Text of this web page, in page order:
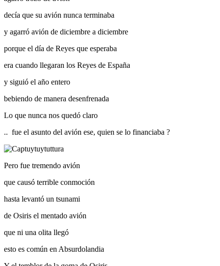
decía que su avión nunca terminaba
y agarró avión de diciembre a diciembre
porque el día de Reyes que esperaba
era cuando llegaran los Reyes de España
y siguió el año entero
bebiendo de manera desenfrenada
Lo que nunca nos quedó claro
.. fue el asunto del avión ese, quien se lo financiaba ?
Pero fue tremendo avión
que causó terrible conmoción
hasta levantó un tsunami
de Osiris el mentado avión
que ni una olita llegó
esto es común en Absurdolandia